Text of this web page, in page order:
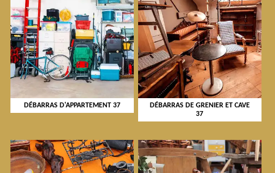
DÉBARRAS D'APPARTEMENT 37
DÉBARRAS DE GRENIER ET CAVE
37